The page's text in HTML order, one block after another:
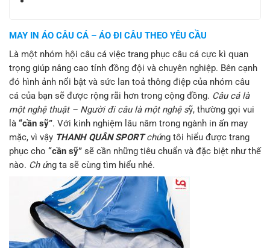
MAY IN ÁO CÂU CÁ – ÁO ĐI CÂU THEO YÊU CẦU
Là một nhóm hội câu cá việc trang phục câu cá cực kì quan
trọng giúp nâng cao tính đồng đội và chuyên nghiệp. Bên cạnh
đó hình ảnh nổi bật và sức lan toả thông điệp của nhóm câu
cá của bạn sẽ được rộng rãi hơn trong cộng đồng. Câu cá là
một nghệ thuật – Người đi câu là một nghệ sỹ, thường gọi vui
là “cần sỹ”. Với kinh nghiệm lâu năm trong ngành in ấn may
mặc, vì vậy THANH QUÂN SPORT chúng tôi hiểu được trang
phục cho “cần sỹ” sẽ cần những tiêu chuẩn và đặc biệt như thế
nào. Ch úng ta sẽ cùng tìm hiểu nhé.